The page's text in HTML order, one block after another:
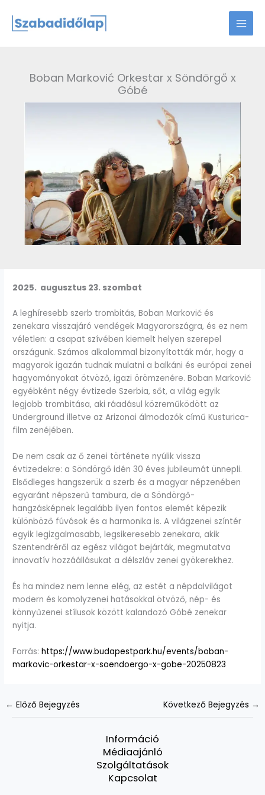
content
Boban Marković Orkestar x Söndörgő x
Góbé
2025. augusztus 23. szombat
A leghíresebb szerb trombitás, Boban Marković és
zenekara visszajáró vendégek Magyarországra, és ez nem
véletlen: a csapat szívében kiemelt helyen szerepel
országunk. Számos alkalommal bizonyították már, hogy a
magyarok igazán tudnak mulatni a balkáni és európai zenei
hagyományokat ötvöző, igazi örömzenére. Boban Marković
egyébként négy évtizede Szerbia, sőt, a világ egyik
legjobb trombitása, aki ráadásul közreműködött az
Underground illetve az Arizonai álmodozók című Kusturica-
film zenéjében.
De nem csak az ő zenei története nyúlik vissza
évtizedekre: a Söndörgő idén 30 éves jubileumát ünnepli.
Elsődleges hangszerük a szerb és a magyar népzenében
egyaránt népszerű tambura, de a Söndörgő-
hangzásképnek legalább ilyen fontos elemét képezik
különböző fúvósok és a harmonika is. A világzenei színtér
egyik legizgalmasabb, legsikeresebb zenekara, akik
Szentendréről az egész világot bejárták, megmutatva
innovatív hozzáállásukat a délszláv zenei gyökerekhez.
És ha mindez nem lenne elég, az estét a népdalvilágot
modern és komolyzenei hatásokkal ötvöző, nép- és
könnyűzenei stílusok között kalandozó Góbé zenekar
nyitja.
Forrás:https://www.budapestpark.hu/events/boban-
markovic-orkestar-x-soendoergo-x-gobe-20250823
← Előző Bejegyzés Következő Bejegyzés →
Információ
Médiaajánló
Szolgáltatások
Kapcsolat